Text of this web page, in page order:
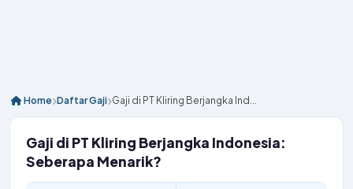
Home Daftar Gaji Gaji di PT Kliring Berjangka Ind...
Gaji di PT Kliring Berjangka Indonesia:
Seberapa Menarik?